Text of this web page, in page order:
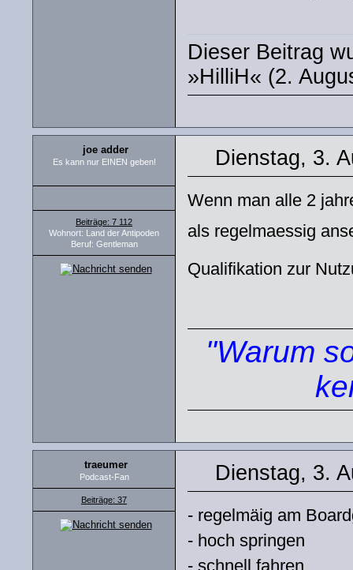
Dieser Beitrag
»HilliH« (2.
joe adder
Es kann nur EINEN geben!
Beiträge: 7 112
Wohnort: Land der Antipoden
Beruf: Gentleman
Dienstag, 3.
Wenn man alle 2
als regelmaessig
Qualifikation zur
"Warum
traeumer
Podcast-Fan
Beiträge: 37
Dienstag, 3.
- regelmäig am
- hoch springen
- schnell fahren